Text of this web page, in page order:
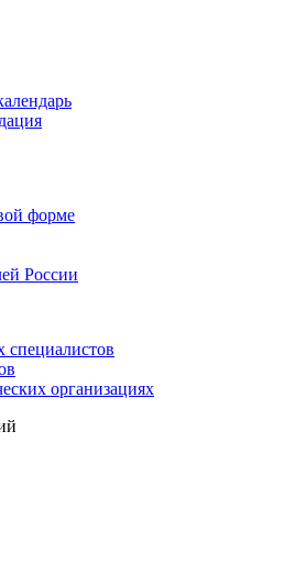
форме
России
специалистов
организациях